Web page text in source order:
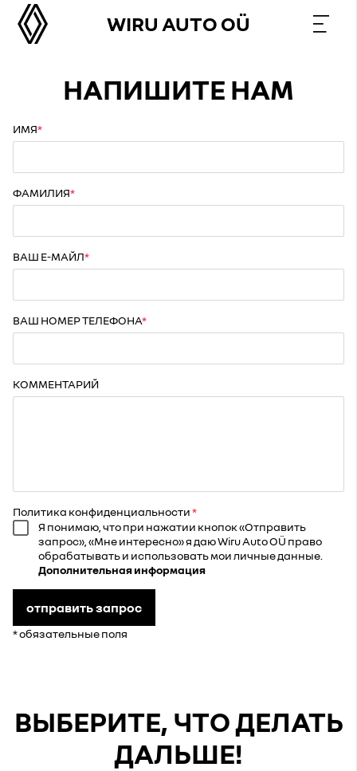
WIRU AUTO OÜ
НАПИШИТЕ НАМ
ИМЯ
ФАМИЛИЯ
ВАШ Е-МАЙЛ
ВАШ НОМЕР ТЕЛЕФОНА
КОММЕНТАРИЙ
Политика конфиденциальности
Я понимаю, что при нажатии кнопок «Отправить
запрос», «Мне интересно» я даю Wiru Auto OÜ право
обрабатывать и использовать мои личные данные.
Дополнительная информация
отправить запрос
* обязательные поля
ВЫБЕРИТЕ, ЧТО ДЕЛАТЬ
ДАЛЬШЕ!